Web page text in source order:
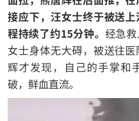
接应下，汪女士终于被送
程持续了约15分钟。 经急
女士身体无大碍，被送往
辉才发现，自己的手掌和
破，鲜血直流。